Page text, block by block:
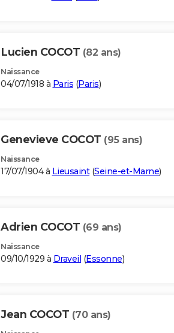
Lucien COCOT (82 ans)
Naissance
04/07/1918 à Paris (Paris)
Genevieve COCOT (95 ans)
Naissance
17/07/1904 à Lieusaint(Seine-et-Marne)
Adrien COCOT (69 ans)
Naissance
09/10/1929 à Draveil (Essonne)
Jean COCOT (70 ans)